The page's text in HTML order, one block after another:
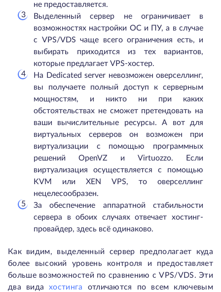
не предоставляется.
Выделенный сервер не ограничивает в
возможностях настройки ОС и ПУ, а в случае
с VPS/VDS чаще всего ограничения есть, и
выбирать приходится из тех вариантов,
которые предлагает VPS-хостер.
На Dedicated server невозможен оверселлинг,
вы получаете полный доступ к серверным
мощностям, и никто ни при каких
обстоятельствах не сможет претендовать на
ваши вычислительные ресурсы. А вот для
виртуальных серверов он возможен при
виртуализации с помощью программных
решений OpenVZ и Virtuozzo. Если
виртуализация осуществляется с помощью
KVM или XEN VPS, то оверселлинг
нецелесообразен.
За обеспечение аппаратной стабильности
сервера в обоих случаях отвечает хостинг-
провайдер, здесь всё одинаково.
Как видим, выделенный сервер предполагает куда
более высокий уровень контроля и предоставляет
больше возможностей по сравнению с VPS/VDS. Эти
два видахостинга отличаются по всем ключевым